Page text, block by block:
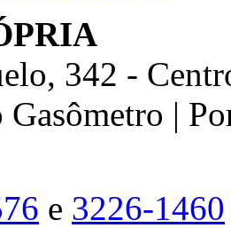
342 -
|
e 3226-1460